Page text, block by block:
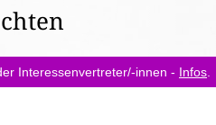
Interessenvertreter/-innen - Infos